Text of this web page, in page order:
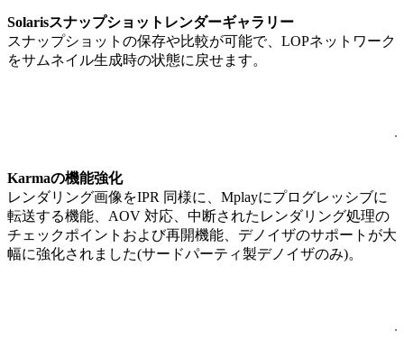
Solarisスナップショットレンダーギャラリー
スナップショットの保存や比較が可能で、LOPネットワーク
をサムネイル生成時の状態に戻せます。
Karmaの機能強化
レンダリング画像をIPR 同様に、Mplayにプログレッシブに
転送する機能、AOV 対応、中断されたレンダリング処理の
チェックポイントおよび再開機能、デノイザのサポートが大
幅に強化されました(サードパーティ製デノイザのみ)。